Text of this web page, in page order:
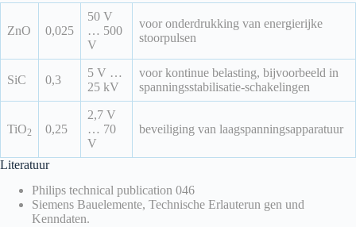
ZnO 0,025
50 V
… 500
V
voor onderdrukking van energierijke
stoorpulsen
SiC 0,3
5 V …
25 kV
voor kontinue belasting, bijvoorbeeld in
spanningsstabilisatie-schakelingen
TiO2 0,25
2,7 V
… 70
V
beveiliging van laagspanningsapparatuur
Literatuur
Philips technical publication 046
Siemens Bauelemente, Technische Erlauterun gen und
Kenndaten.